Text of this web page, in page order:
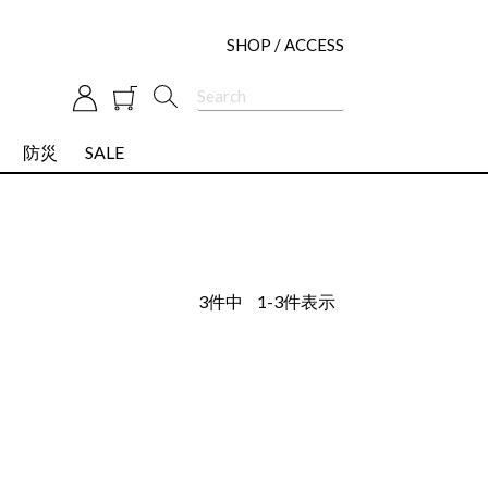
SHOP / ACCESS
防災 SALE
3件中 1-3件表示